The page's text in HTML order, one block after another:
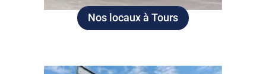
Nos locaux à Tours